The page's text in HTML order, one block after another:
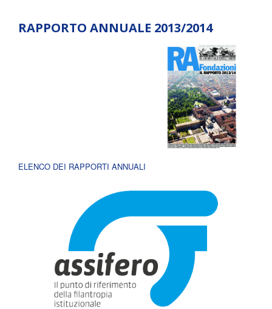
RAPPORTO ANNUALE 2013/2014
ELENCO DEI RAPPORTI ANNUALI